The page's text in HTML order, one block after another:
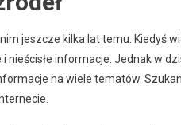
jeszcze kilka lat temu. Kiedyś
informacje. Jednak w
na wiele tematów.